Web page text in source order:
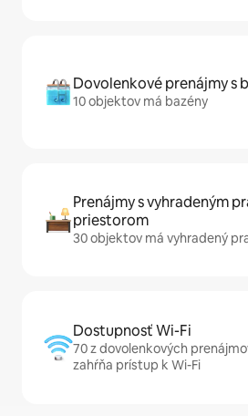
Dovolenkové prenájmy s
10 objektov má bazény
Prenájmy s vyhradeným
priestorom
30 objektov má vyhradený
Dostupnosť Wi-Fi
70 z dovolenkových
zahŕňa prístup k Wi-Fi